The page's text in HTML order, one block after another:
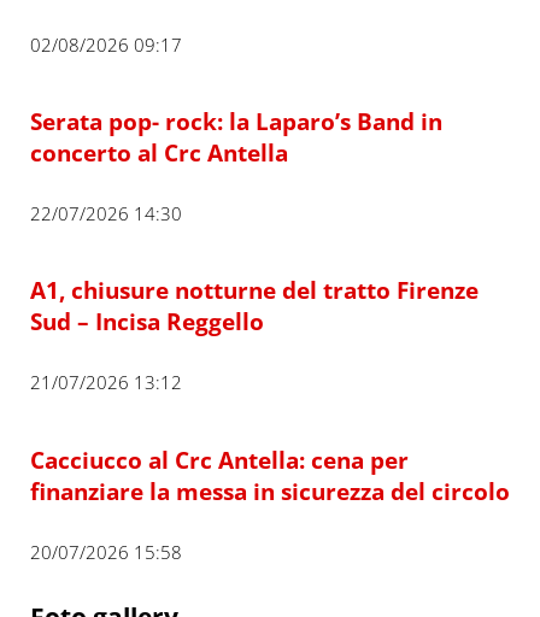
02/08/2026 09:17
Serata pop- rock: la Laparo’s Band in
concerto al Crc Antella
22/07/2026 14:30
A1, chiusure notturne del tratto Firenze
Sud – Incisa Reggello
21/07/2026 13:12
Cacciucco al Crc Antella: cena per
finanziare la messa in sicurezza del circolo
20/07/2026 15:58